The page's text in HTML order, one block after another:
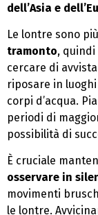
dell’Asia e
Le lontre sono
tramonto,
cercare di
riposare in
corpi d’acqua.
periodi di
possibilità di
È cruciale
osservare in
movimenti
le lontre.